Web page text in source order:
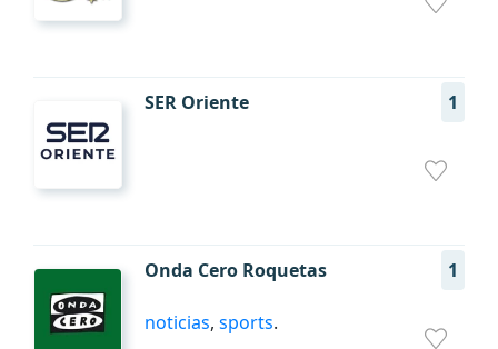
SER Oriente 1
Onda Cero Roquetas 1
noticias, sports.